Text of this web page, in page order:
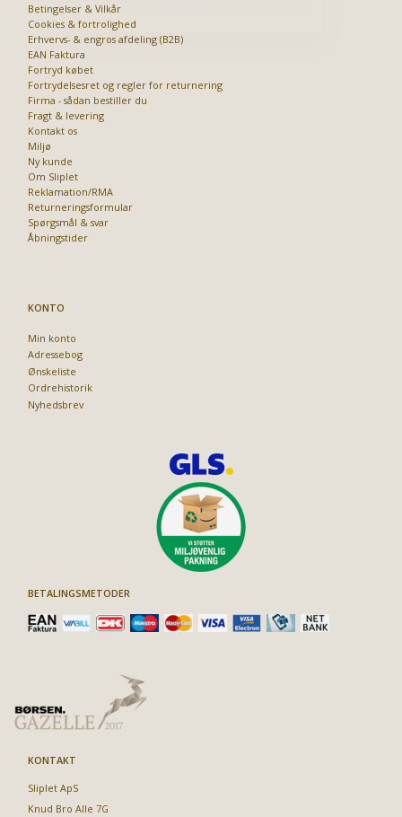
Betingelser & Vilkår
Cookies & fortrolighed
Erhvervs- & engros afdeling (B2B)
EAN Faktura
Fortryd købet
Fortrydelsesret og regler for returnering
Firma - sådan bestiller du
Fragt & levering
Kontakt os
Miljø
Ny kunde
Om Sliplet
Reklamation/RMA
Returneringsformular
Spørgsmål & svar
Åbningstider
KONTO
Min konto
Adressebog
Ønskeliste
Ordrehistorik
Nyhedsbrev
BETALINGSMETODER
KONTAKT
Sliplet ApS
Knud Bro Alle 7G